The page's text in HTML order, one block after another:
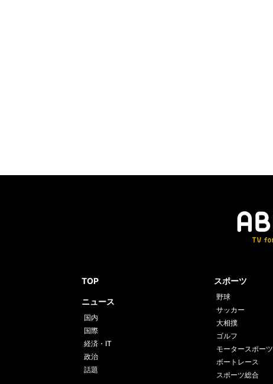
TOP
ニュース
国内
国際
経済・IT
政治
話題
スポーツ
野球
サッカー
大相撲
ゴルフ
モータースポーツ
ボートレース
スポーツ総合